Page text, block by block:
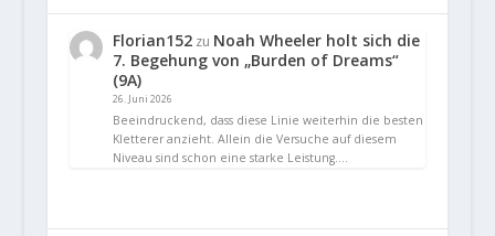
Florian152zu Noah Wheeler holt sich die
7. Begehung von „Burden of Dreams“
(9A)
26. Juni 2026
Beeindruckend, dass diese Linie weiterhin die besten
Kletterer anzieht. Allein die Versuche auf diesem
Niveau sind schon eine starke Leistung.…